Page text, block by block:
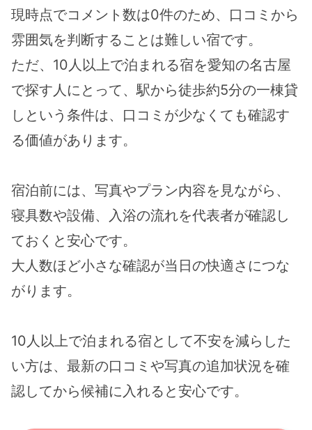
現時点でコメント数は0件のため、口コミから
雰囲気を判断することは難しい宿です。
ただ、10人以上で泊まれる宿を愛知の名古屋
で探す人にとって、駅から徒歩約5分の一棟貸
しという条件は、口コミが少なくても確認す
る価値があります。
宿泊前には、写真やプラン内容を見ながら、
寝具数や設備、入浴の流れを代表者が確認し
ておくと安心です。
大人数ほど小さな確認が当日の快適さにつな
がります。
10人以上で泊まれる宿として不安を減らした
い方は、最新の口コミや写真の追加状況を確
認してから候補に入れると安心です。